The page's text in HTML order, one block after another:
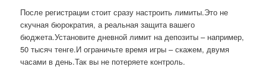
После регистрации стоит сразу настроить лимиты.Это не
скучная бюрократия, а реальная защита вашего
бюджета.Установите дневной лимит на депозиты – например,
50 тысяч тенге.И ограничьте время игры – скажем, двумя
часами в день.Так вы не потеряете контроль.